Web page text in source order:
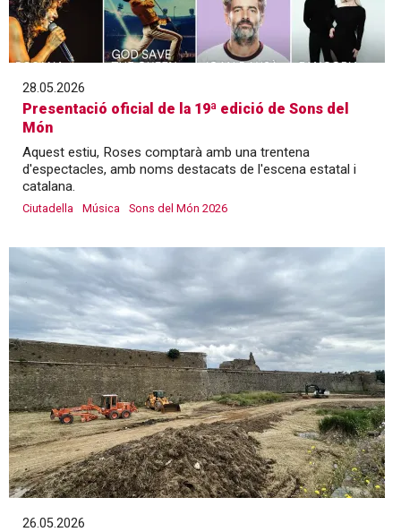
28.05.2026
Presentació oficial de la 19ª edició de Sons del
Món
Aquest estiu, Roses comptarà amb una trentena
d'espectacles, amb noms destacats de l'escena estatal i
catalana.
Ciutadella Música Sons del Món 2026
26.05.2026